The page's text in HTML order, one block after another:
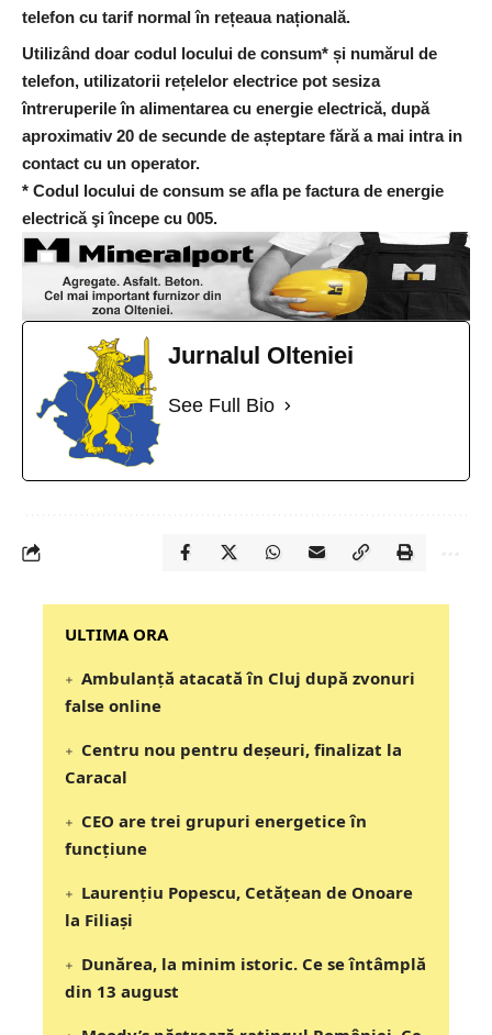
telefon cu tarif normal în rețeaua națională.
Utilizând doar codul locului de consum* și numărul de
telefon, utilizatorii rețelelor electrice pot sesiza
întreruperile în alimentarea cu energie electrică, după
aproximativ 20 de secunde de așteptare fără a mai intra in
contact cu un operator.
* Codul locului de consum se afla pe factura de energie
electrică şi începe cu 005.
Jurnalul Olteniei
See Full Bio
‎‎‎‎‎‎‎ULTIMA ORA
Ambulanță atacată în Cluj după zvonuri
false online
Centru nou pentru deșeuri, finalizat la
Caracal
CEO are trei grupuri energetice în
funcțiune
Laurențiu Popescu, Cetățean de Onoare
la Filiași
Dunărea, la minim istoric. Ce se întâmplă
din 13 august